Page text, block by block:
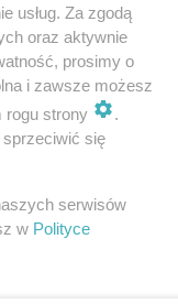
usług. Za zgodą
oraz aktywnie
prosimy o
i zawsze możesz
rogu strony
.
sprzeciwić się
serwisów
w Polityce